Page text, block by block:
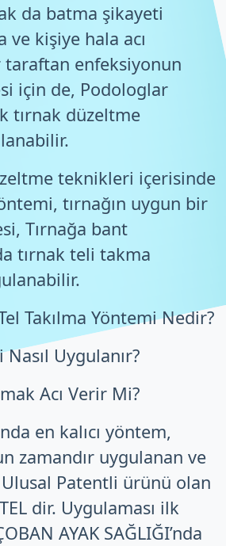
da batma şikayeti
ve kişiye hala acı
enfeksiyonun
için de, Podologlar
tırnak düzeltme
teknikleri içerisinde
tırnağın uygun bir
Tırnağa bant
tırnak teli takma
Takılma Yöntemi Nedir?
Uygulanır?
Acı Verir Mi?
en kalıcı yöntem,
zamandır uygulanan ve
Patentli ürünü olan
dir. Uygulaması ilk
AYAK SAĞLIĞI’nda